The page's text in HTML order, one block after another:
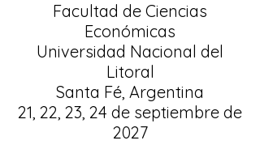
Facultad de Ciencias
Económicas
Universidad Nacional del
Litoral
Santa Fé, Argentina
21, 22, 23, 24 de septiembre de
2027